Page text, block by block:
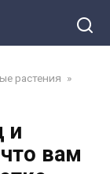
растения »
и
вам